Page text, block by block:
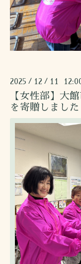
2025 / 12 / 11
【女性部】大
を寄贈しました